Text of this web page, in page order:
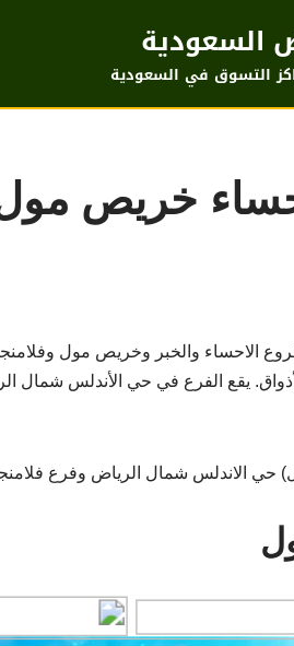
السعودية
التسوق في السعودية
خريص مول
الاحساء والخبر وخريص مول
يقع الفرع في حي الأندلس شمال
الاندلس شمال الرياض وفرع فلامنجو